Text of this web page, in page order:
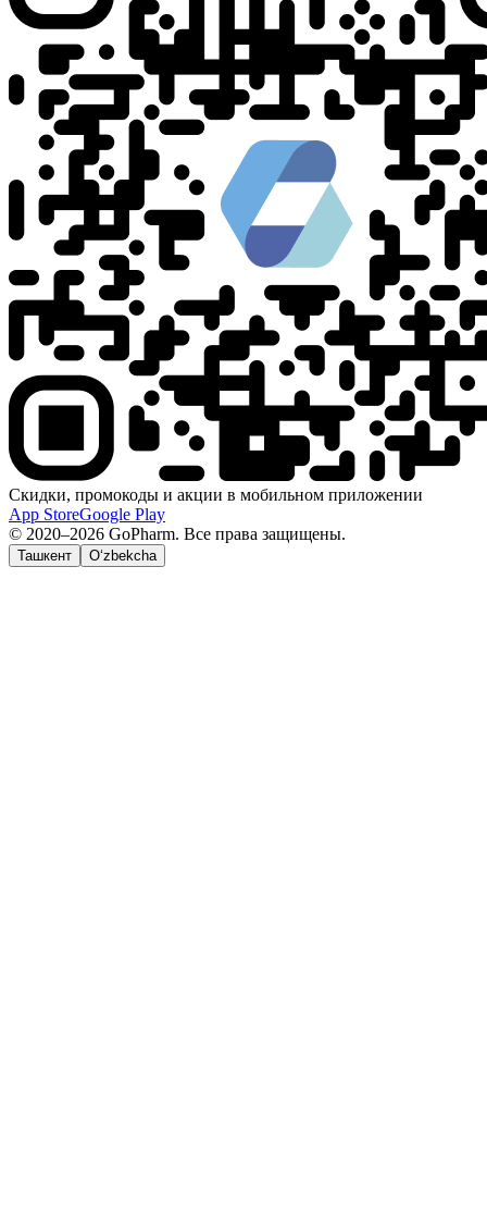
Скидки, промокоды и акции в мобильном приложении
App StoreGoogle Play
© 2020–2026 GoPharm. Все права защищены.
Ташкент O‘zbekcha